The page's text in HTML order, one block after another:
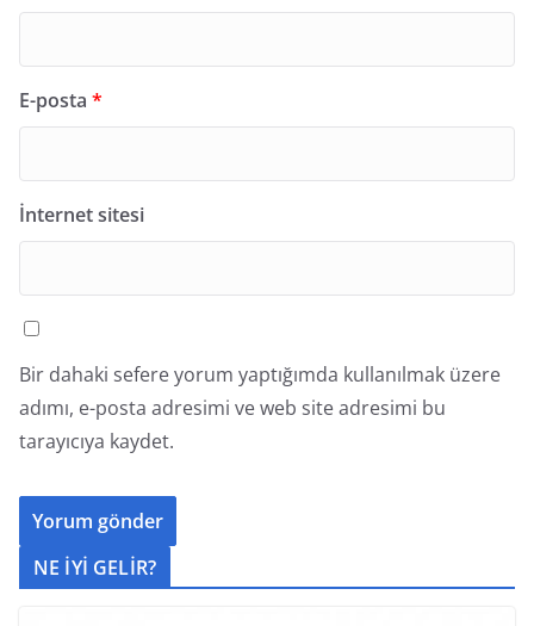
E-posta *
İnternet sitesi
Bir dahaki sefere yorum yaptığımda kullanılmak üzere
adımı, e-posta adresimi ve web site adresimi bu
tarayıcıya kaydet.
NE İYİ GELİR?